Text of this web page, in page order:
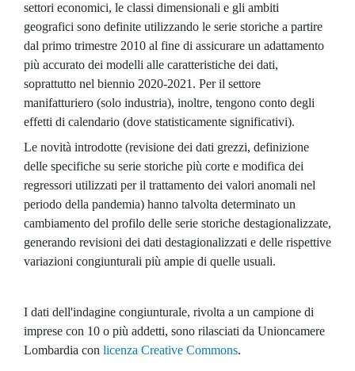
settori economici, le classi dimensionali e gli ambiti
geografici sono definite utilizzando le serie storiche a partire
dal primo trimestre 2010 al fine di assicurare un adattamento
più accurato dei modelli alle caratteristiche dei dati,
soprattutto nel biennio 2020-2021. Per il settore
manifatturiero (solo industria), inoltre, tengono conto degli
effetti di calendario (dove statisticamente significativi).
Le novità introdotte (revisione dei dati grezzi, definizione
delle specifiche su serie storiche più corte e modifica dei
regressori utilizzati per il trattamento dei valori anomali nel
periodo della pandemia) hanno talvolta determinato un
cambiamento del profilo delle serie storiche destagionalizzate,
generando revisioni dei dati destagionalizzati e delle rispettive
variazioni congiunturali più ampie di quelle usuali.
I dati dell'indagine congiunturale, rivolta a un campione di
imprese con 10 o più addetti, sono rilasciati da Unioncamere
Lombardia con licenza Creative Commons.